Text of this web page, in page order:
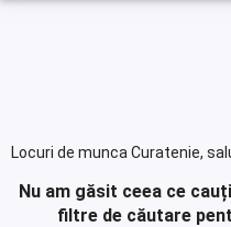
Locuri de munca Curatenie,
Nu am găsit ceea ce
filtre de căutare